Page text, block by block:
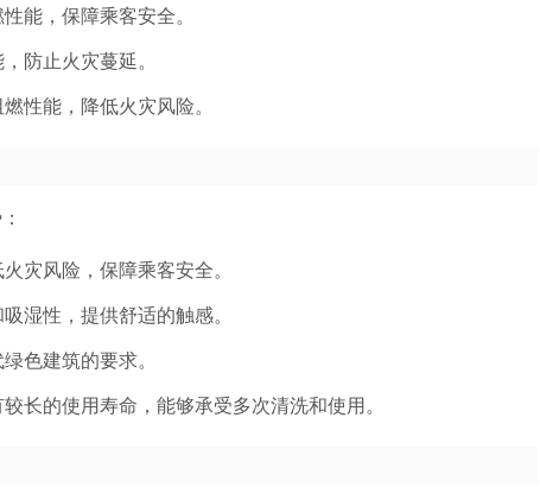
能，保障乘客安全。
防止火灾蔓延。
性能，降低火灾风险。
灾风险，保障乘客安全。
湿性，提供舒适的触感。
色建筑的要求。
长的使用寿命，能够承受多次清洗和使用。